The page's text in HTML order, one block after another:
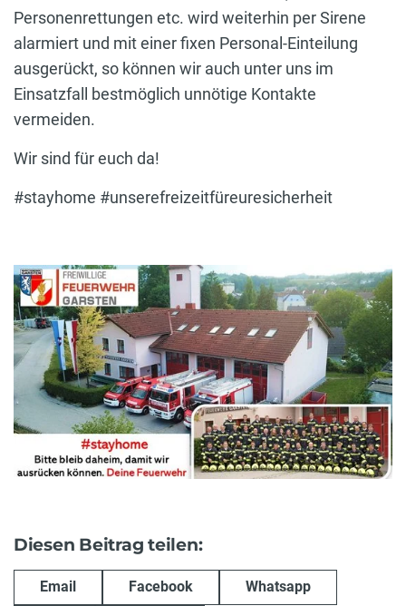
Personenrettungen etc. wird weiterhin per Sirene
alarmiert und mit einer fixen Personal-Einteilung
ausgerückt, so können wir auch unter uns im
Einsatzfall bestmöglich unnötige Kontakte
vermeiden.
Wir sind für euch da!
#stayhome #unserefreizeitfüreuresicherheit
Diesen Beitrag teilen:
Email Facebook Whatsapp